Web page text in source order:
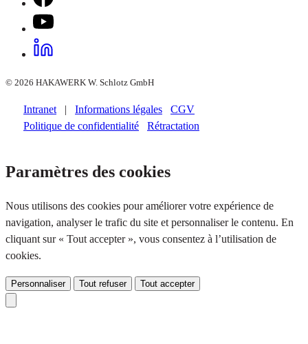
© 2026 HAKAWERK W. Schlotz GmbH
Intranet | Informations légales
CGV
Politique de confidentialité
Rétractation
Paramètres des cookies
Nous utilisons des cookies pour améliorer votre expérience de
navigation, analyser le trafic du site et personnaliser le contenu. En
cliquant sur « Tout accepter », vous consentez à l’utilisation de
cookies.
Personnaliser Tout refuser Tout accepter